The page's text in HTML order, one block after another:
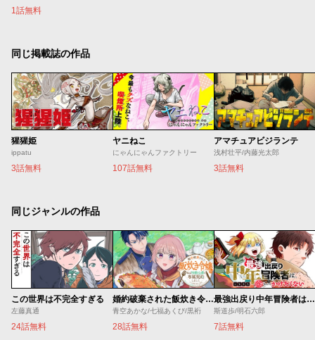
1話無料
同じ掲載誌の作品
猩猩姫
ippatu
3話無料
ヤニねこ
にゃんにゃんファクトリー
107話無料
アマチュアビジランテ
浅村壮平/内藤光太郎
3話無料
同じジャンルの作品
この世界は不完全すぎる
左藤真通
24話無料
婚約破棄された飯炊き令嬢の私は冷酷公爵と専属契約しました～ですが胃袋を掴んだ結果、冷たかった公爵様がどんどん優しくなっています～
青空あかな/七福あくび/黒裄
28話無料
最強出戻り中年冒険者は、今さら命なんてかけたくない
斯道歩/明石六郎
7話無料